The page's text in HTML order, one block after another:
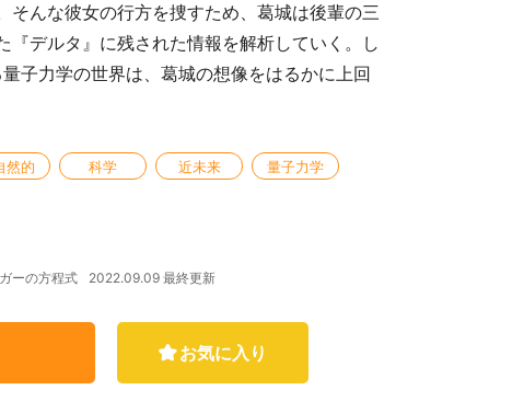
そんな彼女の行方を捜すため、葛城は後輩の三
『デルタ』に残された情報を解析していく。し
子力学の世界は、葛城の想像をはるかに上回
然的 科学 近未来 量子力学
ーの方程式 2022.09.09 最終更新
お気に入り